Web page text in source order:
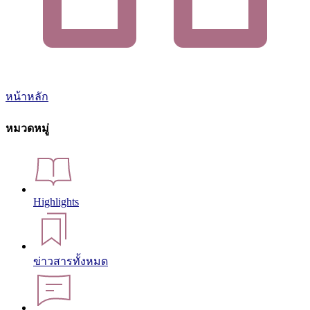
หน้าหลัก
หมวดหมู่
Highlights
ข่าวสารทั้งหมด